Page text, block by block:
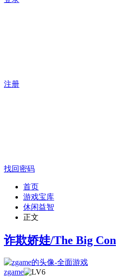
注册
找回密码
首页
游戏宝库
休闲益智
正文
诈欺娇娃/The Big Con
zgame